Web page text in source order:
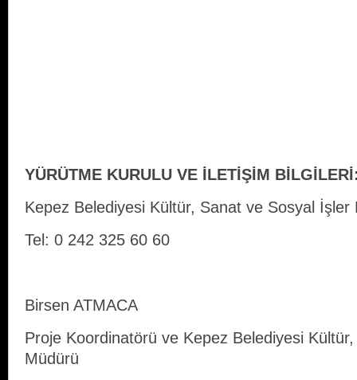
YÜRÜTME KURULU VE İLETİŞİM
Kepez Belediyesi Kültür, Sanat ve Sosyal İşler
Tel: 0 242 325 60 60
Birsen ATMACA
Proje Koordinatörü ve Kepez Belediyesi
Müdürü